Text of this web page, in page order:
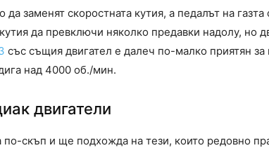
заменят скоростната кутия, а педалът на
да превключи няколко предавки надолу, но
със същия двигател е далеч по-малко приятян
над 4000 об./мин.
двигатели
по-скъп и ще подхожда на тези, които редовно